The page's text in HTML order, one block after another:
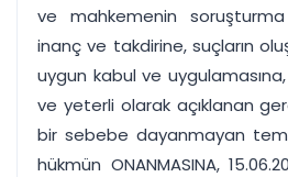
ve mahkemenin
inanç ve takdirine, suçların
uygun kabul ve
ve yeterli olarak açıklanan
bir sebebe dayanmayan
hükmün ONANMASINA,